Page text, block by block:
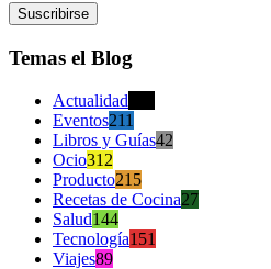
Temas el Blog
Actualidad
Eventos211
Libros y Guías42
Ocio312
Producto215
Recetas de Cocina27
Salud144
Tecnología151
Viajes89